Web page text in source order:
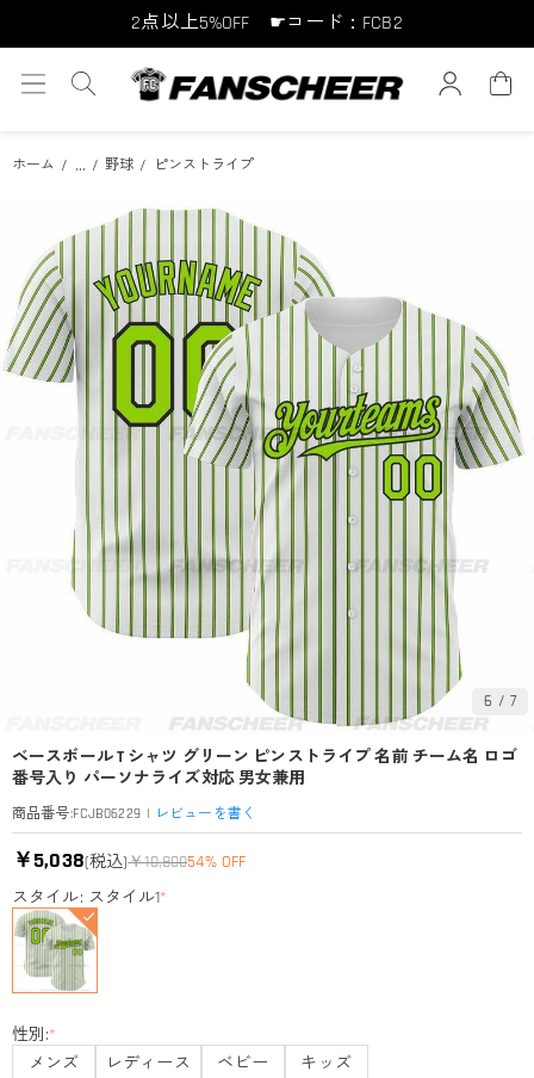
10点以上10%OFF ☛コード：FCB10
15点以上15%OFF ☛コード：FCB15
ホーム ... 野球 ピンストライプ
6 / 7
ベースボール T シャツ グリーン ピンストライプ 名前 チーム名 ロゴ
番号入り パーソナライズ対応 男女兼用
商品番号:FCJB06229 | レビューを書く
￥5,038(税込)￥10,80054% OFF
スタイル: スタイル1*
性別:*
メンズ
レディース ベビー キッズ